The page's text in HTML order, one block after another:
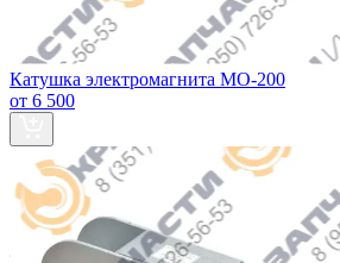
Катушка электромагнита МО-200
от 6 500